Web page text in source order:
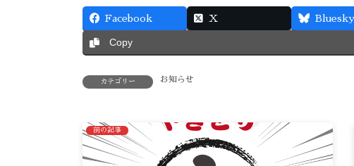
Facebook X Bluesky
Copy
カテゴリー お知らせ
前の記事